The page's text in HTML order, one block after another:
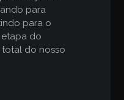
para
para o
do
do nosso